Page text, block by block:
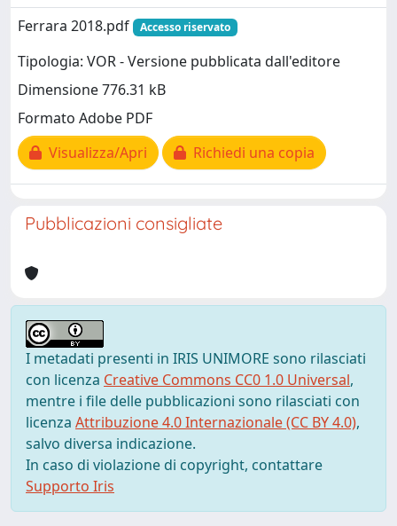
Ferrara 2018.pdf
Accesso riservato
Tipologia: VOR - Versione pubblicata dall'editore
Dimensione 776.31 kB
Formato Adobe PDF
Visualizza/Apri
Richiedi una copia
Pubblicazioni consigliate
I metadati presenti in IRIS UNIMORE sono rilasciati
con licenza Creative Commons CC0 1.0 Universal,
mentre i file delle pubblicazioni sono rilasciati con
licenza Attribuzione 4.0 Internazionale (CC BY 4.0),
salvo diversa indicazione.
In caso di violazione di copyright, contattare
Supporto Iris